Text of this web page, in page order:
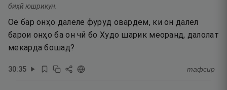
биҳӣ юшрикун.
Оё бар онҳо далеле фуруд овардем, ки он далел
барои онҳо ба он чӣ бо Худо шарик меоранд, далолат
мекарда бошад?
30:35 тафсир